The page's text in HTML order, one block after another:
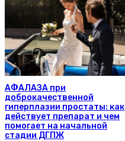
АФАЛАЗА при
доброкачественной
гиперплазии простаты: как
действует препарат и чем
помогает на начальной
стадии ДГПЖ